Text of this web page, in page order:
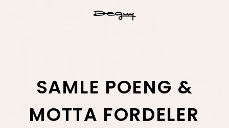
SAMLE POENG &
MOTTA FORDELER